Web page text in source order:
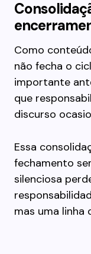
Como
não fecha o
importante
que
discurso
Essa
fechamento
silenciosa
mas uma linha